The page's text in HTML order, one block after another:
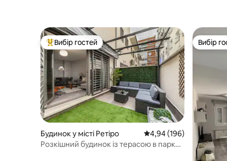
Топ вибір гостей
Вибір гостей
Будинок у місті Ретіро Середня оцінка: 4,94 з
4,94 (196)
Розкішний будинок із терасою в парку
Вибір
Вибір